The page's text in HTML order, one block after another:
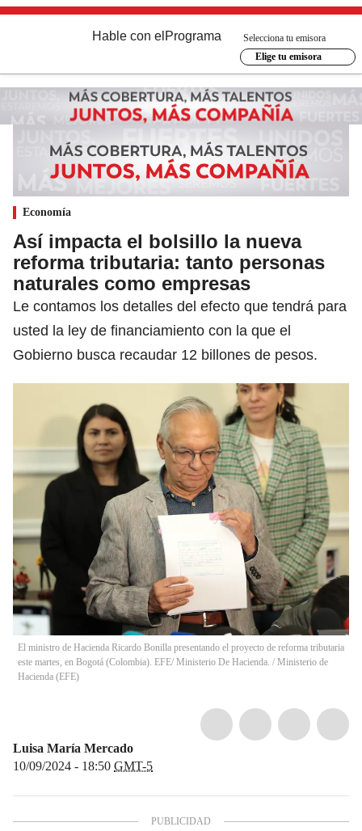
Hable con el Programa
Selecciona tu emisora
Elige tu emisora
Economía
Así impacta el bolsillo la nueva
reforma tributaria: tanto personas
naturales como empresas
Le contamos los detalles del efecto que tendrá para
usted la ley de financiamiento con la que el
Gobierno busca recaudar 12 billones de pesos.
El ministro de Hacienda Ricardo Bonilla presentando el proyecto de reforma tributaria
este martes, en Bogotá (Colombia). EFE/ Ministerio De Hacienda. / Ministerio de
Hacienda (EFE)
Luisa María Mercado
10/09/2024 - 18:50 GMT-5